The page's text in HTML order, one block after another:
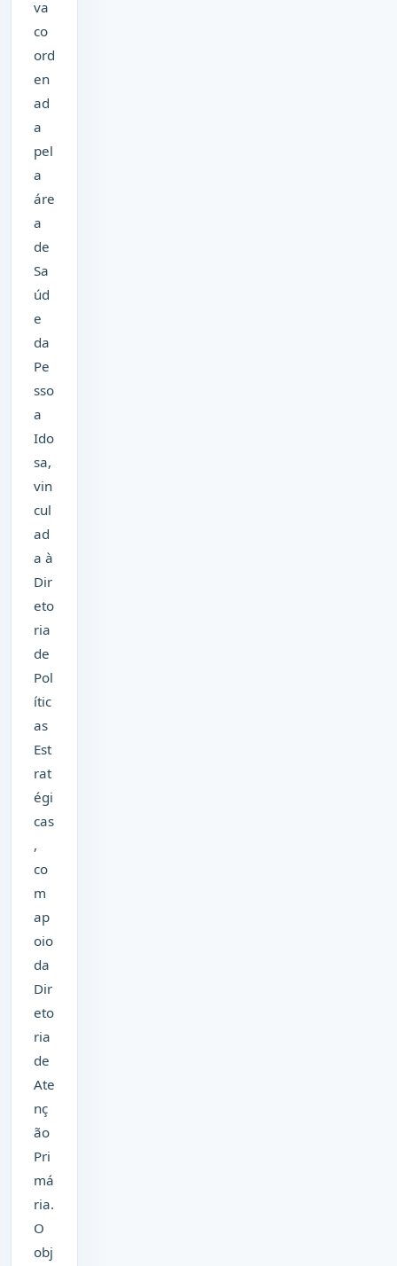
va
co
ord
en
ad
a
pel
a
áre
a
de
Sa
úd
e
da
Pe
sso
a
Ido
sa,
vin
cul
ad
a à
Dir
eto
ria
de
Pol
ític
as
Est
rat
égi
cas
,
co
m
ap
oio
da
Dir
eto
ria
de
Ate
nç
ão
Pri
má
ria.
O
obj